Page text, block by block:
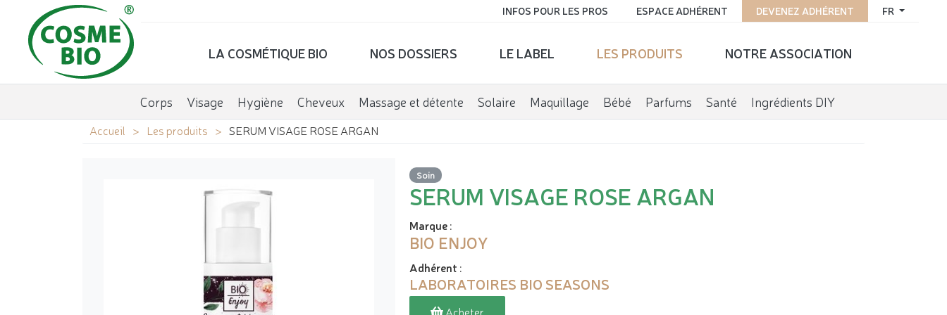
FR
DEVENEZ ADHÉRENT
ESPACE ADHÉRENT
INFOS POUR LES PROS
LA COSMÉTIQUE BIO NOS DOSSIERS LE LABEL LES PRODUITS NOTRE ASSOCIATION
Corps Visage Hygiène Cheveux Massage et détente Solaire Maquillage Bébé Parfums Santé Ingrédients DIY
Accueil Les produits SERUM VISAGE ROSE ARGAN
Soin
SERUM VISAGE ROSE ARGAN
Marque:
BIO ENJOY
Adhérent :
LABORATOIRES BIO SEASONS
Acheter